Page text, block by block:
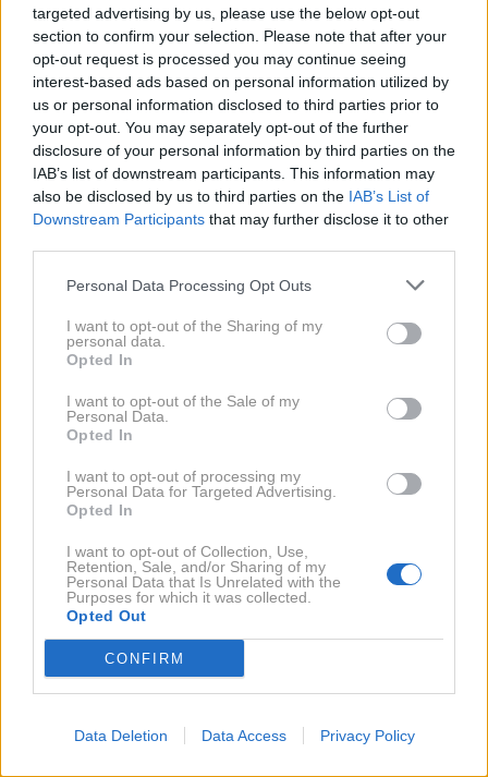
targeted advertising by us, please use the below opt-out
section to confirm your selection. Please note that after your
opt-out request is processed you may continue seeing
interest-based ads based on personal information utilized by
us or personal information disclosed to third parties prior to
your opt-out. You may separately opt-out of the further
disclosure of your personal information by third parties on the
IAB’s list of downstream participants. This information may
also be disclosed by us to third parties on the IAB’s List of
Downstream Participants that may further disclose it to other
Personal Data Processing Opt Outs
I want to opt-out of the Sharing of my
personal data.
Opted In
I want to opt-out of the Sale of my
Personal Data.
Opted In
I want to opt-out of processing my
Personal Data for Targeted Advertising.
Opted In
I want to opt-out of Collection, Use,
Retention, Sale, and/or Sharing of my
Personal Data that Is Unrelated with the
Purposes for which it was collected.
Opted Out
CONFIRM
Data Deletion Data Access Privacy Policy
Prav ta modni dodatek je zaokrožil njen videz in
postal pomemben detajl večerne toalete. Cene pasov
znamke Pinko se običajno gibljejo med 90 in 120 evri,
na spletu pa je mogoče najti zelo podoben model,
kakršnega je nosila Urška Bačovnik Janša, za približno
125 evrov.
padali čez ramena, s čimer je ostala zvesta
elegantnemu in prefinjenemu slogu.